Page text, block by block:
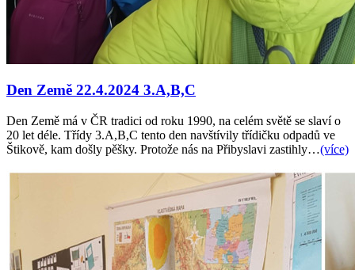
Den Země 22.4.2024 3.A,B,C
Den Země má v ČR tradici od roku 1990, na celém světě se slaví o
20 let déle. Třídy 3.A,B,C tento den navštívily třídičku odpadů ve
Štikově, kam došly pěšky. Protože nás na Přibyslavi zastihly…(více)